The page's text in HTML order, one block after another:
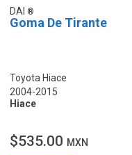
DAI
Goma De Tirante
Toyota Hiace
2004-2015
Hiace
$535.00 MXN